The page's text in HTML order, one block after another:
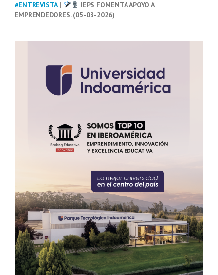
#ENTREVISTA|
IEPS FOMENTA APOYO A
EMPRENDEDORES. (05-08-2026)